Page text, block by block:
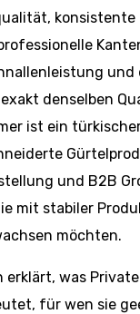
konsistente
und
denselben
ist ein
und B2B
mit stabiler
möchten.
erklärt, was
für wen sie